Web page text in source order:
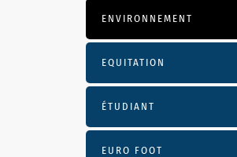
ENVIRONNEMENT
EQUITATION
ÉTUDIANT
EURO FOOT